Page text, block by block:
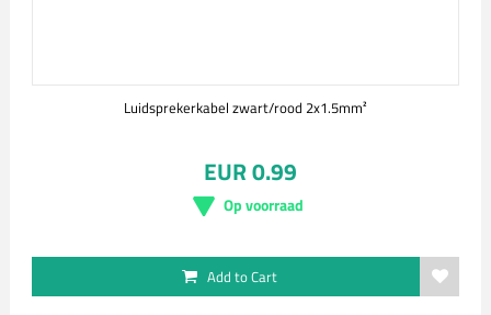
Luidsprekerkabel zwart/rood 2x1.5mm²
EUR 0.99
Op voorraad
Add to Cart